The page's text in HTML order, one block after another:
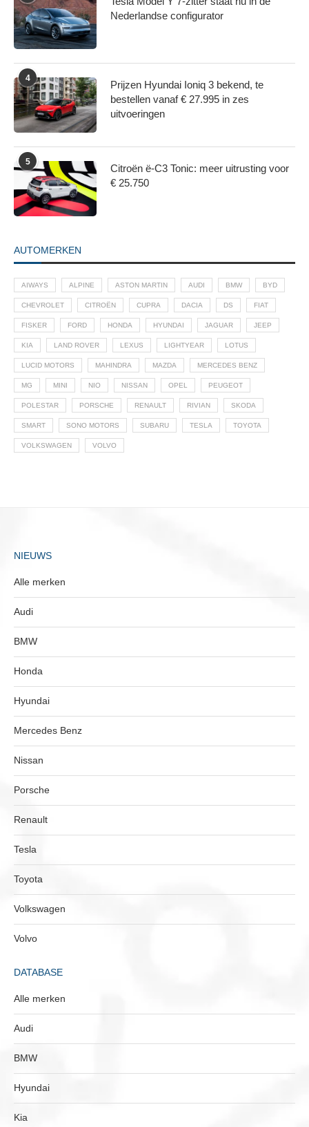
Nederlandse configurator
4
Prijzen Hyundai Ioniq 3 bekend, te
bestellen vanaf € 27.995 in zes
uitvoeringen
5
Citroën ë-C3 Tonic: meer uitrusting voor
€ 25.750
AUTOMERKEN
AIWAYS ALPINE ASTON MARTIN AUDI BMW BYD
CHEVROLET CITROËN CUPRA DACIA DS FIAT
FISKER FORD HONDA HYUNDAI JAGUAR JEEP
KIA LAND ROVER LEXUS LIGHTYEAR LOTUS
LUCID MOTORS MAHINDRA MAZDA MERCEDES BENZ
MG MINI NIO NISSAN OPEL PEUGEOT
POLESTAR PORSCHE RENAULT RIVIAN SKODA
SMART SONO MOTORS SUBARU TESLA TOYOTA
VOLKSWAGEN VOLVO
NIEUWS
Alle merken
Audi
BMW
Honda
Hyundai
Mercedes Benz
Nissan
Porsche
Renault
Tesla
Toyota
Volkswagen
Volvo
DATABASE
Alle merken
Audi
BMW
Hyundai
Kia